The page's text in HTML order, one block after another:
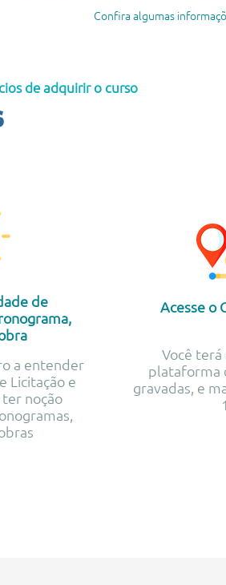
Confira algumas
de adquirir o curso
de
a entender
Licitação e
noção
Acesse o
Você terá
plataforma
gravadas, e